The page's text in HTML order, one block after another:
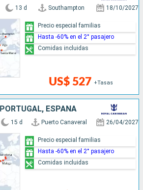
13 d Southampton 18/10/2027
US$ 527 +Tasas
Precio especial familias
Hasta -60% en el 2° pasajero
Comidas incluidas
ESPAÑA
15 d Puerto Canaveral 26/04/2027
Precio especial familias
Hasta -60% en el 2° pasajero
Comidas incluidas